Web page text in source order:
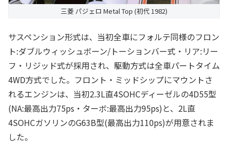
三菱 パジェロ Metal Top (初代 1982)
サスペンション形式は、当初全車にフォルテ同様のフロン
ト:ダブルウィッシュボーン/トーションバー式・リア:リー
フ・リジッド式が採用され、駆動方式は全車パートタイム
4WD方式でした。フロント・ミッドシップにマウントさ
れるエンジンは、当初2.3L直4SOHCディーゼルの4D55型
(NA:最高出力75ps・ターボ:最高出力95ps)と、2L直
4SOHCガソリンのG63B型(最高出力110ps)が用意されま
した。